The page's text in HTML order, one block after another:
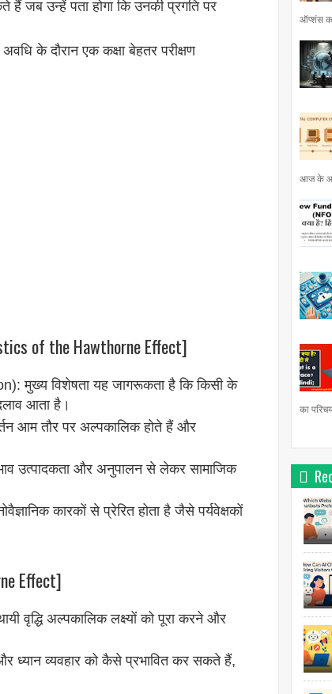
जब उन्हें पता होगा कि उनकी प्रगति पर
के दौरान एक कक्षा बेहतर परीक्षण
of the Hawthorne Effect]
मुख्य विशेषता यह जागरूकता है कि किसी के
आता है।
आम तौर पर अल्पकालिक होते हैं और
उत्पादकता और अनुपालन से लेकर सामाजिक
कारकों से प्रेरित होता है जैसे पर्यवेक्षकों
Effect]
वृद्धि अल्पकालिक लक्ष्यों को पूरा करने और
ध्यान व्यवहार को कैसे प्रभावित कर सकते हैं,
ऑप्शंस
आज के
का